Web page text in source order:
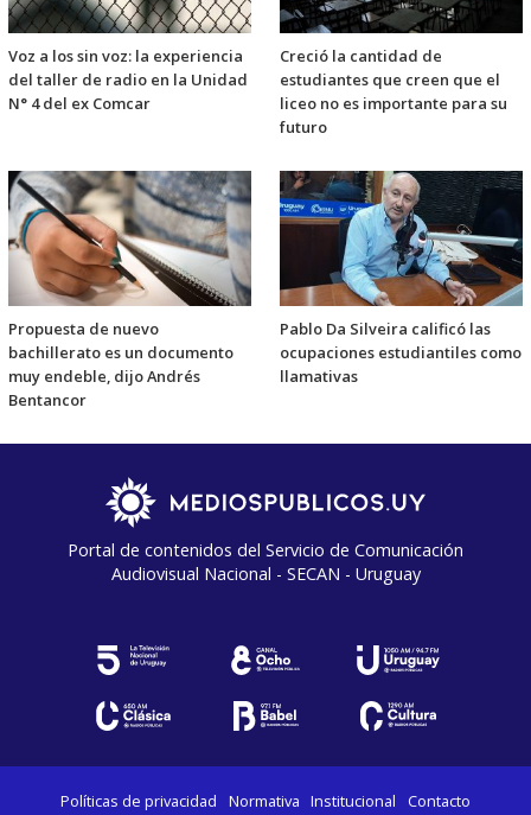
Voz a los sin voz: la experiencia
del taller de radio en la Unidad
N° 4 del ex Comcar
Creció la cantidad de
estudiantes que creen que el
liceo no es importante para su
futuro
Propuesta de nuevo
bachillerato es un documento
muy endeble, dijo Andrés
Bentancor
Pablo Da Silveira calificó las
ocupaciones estudiantiles como
llamativas
Portal de contenidos del Servicio de Comunicación
Audiovisual Nacional - SECAN - Uruguay
Políticas de privacidad Normativa Institucional Contacto